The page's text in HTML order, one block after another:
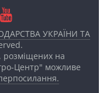
УКРАЇНИ ТА
розміщених на
Центр" можливе